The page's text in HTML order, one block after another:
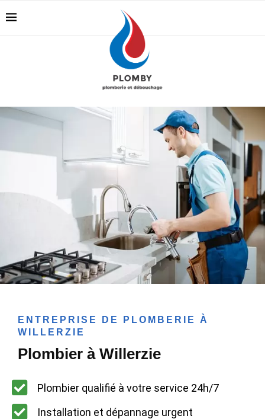
ENTREPRISE DE PLOMBERIE À
WILLERZIE
Plombier à Willerzie
Plombier qualifié à votre service 24h/7
Installation et dépannage urgent